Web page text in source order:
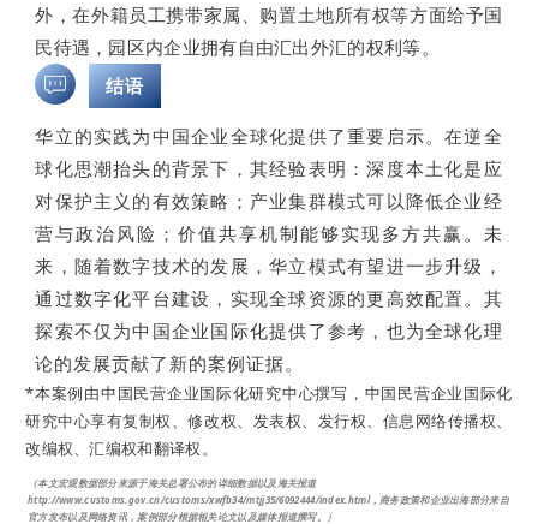
外，在外籍员工携带家属、购置土地所有权等方面给予国
民待遇，园区内企业拥有自由汇出外汇的权利等。
结语
华立的实践为中国企业全球化提供了重要启示。在逆全
球化思潮抬头的背景下，其经验表明：深度本土化是应
对保护主义的有效策略；产业集群模式可以降低企业经
营与政治风险；价值共享机制能够实现多方共赢。未
来，随着数字技术的发展，华立模式有望进一步升级，
通过数字化平台建设，实现全球资源的更高效配置。其
探索不仅为中国企业国际化提供了参考，也为全球化理
论的发展贡献了新的案例证据。
*本案例由中国民营企业国际化研究中心撰写，中国民营企业国际化
研究中心享有复制权、修改权、发表权、发行权、信息网络传播权、
改编权、汇编权和翻译权。
（本文宏观数据部分来源于海关总署公布的详细数据以及海关报道
http://www.customs.gov.cn/customs/xwfb34/mtjj35/6092444/index.html，商务政策和企业出海部分来自
官方发布以及网络资讯，案例部分根据相关论文以及媒体报道撰写。）